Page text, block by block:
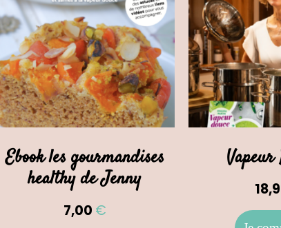
Ebook les gourmandises
healthy de Jenny
7,00 €
Vapeur